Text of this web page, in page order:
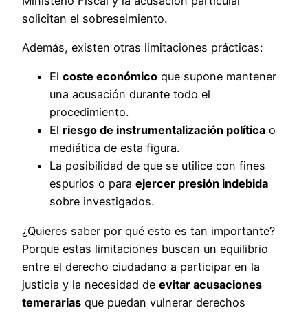
solicitan el sobreseimiento.
Además, existen otras limitaciones prácticas:
El coste económico que supone mantener
una acusación durante todo el
procedimiento.
El riesgo de instrumentalización política o
mediática de esta figura.
La posibilidad de que se utilice con fines
espurios o para ejercer presión indebida
sobre investigados.
¿Quieres saber por qué esto es tan importante?
Porque estas limitaciones buscan un equilibrio
entre el derecho ciudadano a participar en la
justicia y la necesidad de evitar acusaciones
temerarias que puedan vulnerar derechos